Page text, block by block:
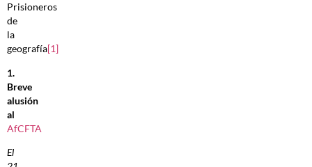
Prisioneros
de
la
geografía[1]
1.
Breve
alusión
al
AfCFTA
El